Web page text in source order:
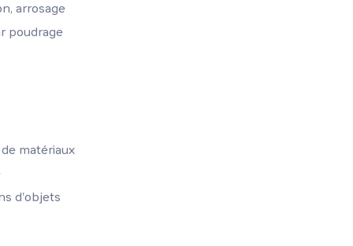
arrosage
poudrage
matériaux
d'objets